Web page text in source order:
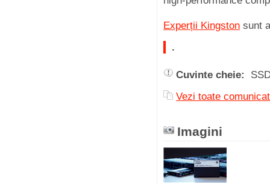
Experții Kingston sunt
.
Cuvinte cheie:
Vezi toate
Imagini